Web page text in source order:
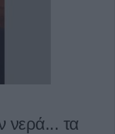
νερά... τα